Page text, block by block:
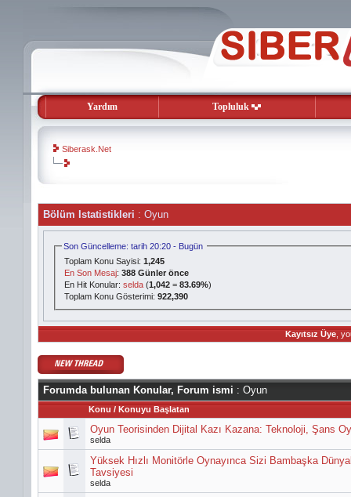
Yardım Topluluk
Siberask.Net
evooli
gaziantep
escort
gaziantep
escort
Bölüm Istatistikleri : Oyun
Son Güncelleme: tarih 20:20 - Bugün
Toplam Konu Sayisi:1,245
En Son Mesaj:388 Günler önce
En Hit Konular:selda (1,042 =83.69%)
Toplam Konu Gösterimi:922,390
Kayıtsız Üye,
Forumda bulunan Konular, Forum ismi : Oyun
Konu / Konuyu Başlatan
Oyun Teorisinden Dijital Kazı Kazana: Teknoloji, Şans
selda
Yüksek Hızlı Monitörle Oynayınca Sizi Bambaşka
Tavsiyesi
selda